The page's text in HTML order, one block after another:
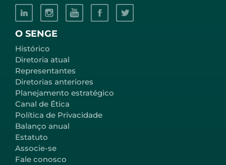
O SENGE
Histórico
Diretoria atual
Representantes
Diretorias anteriores
Planejamento estratégico
Canal de Ética
Política de Privacidade
Balanço anual
Estatuto
Associe-se
Fale conosco